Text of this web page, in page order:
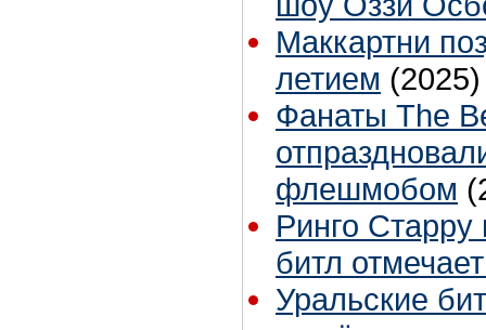
Маккартни
летием (2025)
Фанаты The
флешмобом
Ринго Старру
битл
Уральские